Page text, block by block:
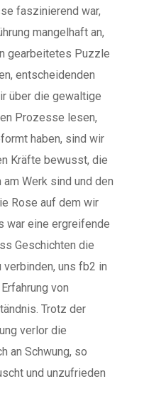
faszinierend war,
mangelhaft an,
gearbeitetes Puzzle
entscheidenden
über die gewaltige
Prozesse lesen,
haben, sind wir
Kräfte bewusst, die
Werk sind und den
Rose auf dem wir
war eine ergreifende
Geschichten die
verbinden, uns fb2 in
von
Trotz der
verlor die
an Schwung, so
und unzufrieden